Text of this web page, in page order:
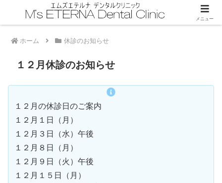
ホーム 休診のお知らせ
１２月休診のお知らせ
１２月の休診日のご案内
１２月１日（月）
１２月３日（水）午後
１２月８日（月）
１２月９日（火）午後
１２月１５日（月）
メニュー